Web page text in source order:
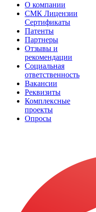
О компании
СМК Лицензии
Сертификаты
Патенты
Партнеры
Отзывы и
рекомендации
Социальная
ответственность
Вакансии
Реквизиты
Комплексные
проекты
Опросы